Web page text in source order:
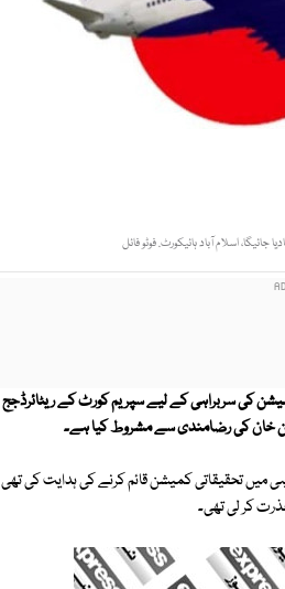
اسلام آباد ہائیکورٹ. فوٹو فائل
کی سربراہی کے لیے سپریم کورٹ کے ریٹائرڈجج
خان کی رضامندی سے مشروط کیا ہے۔
تحقیقاتی کمیشن قائم کرنے کی ہدایت کی تھی
کر لی تھی۔